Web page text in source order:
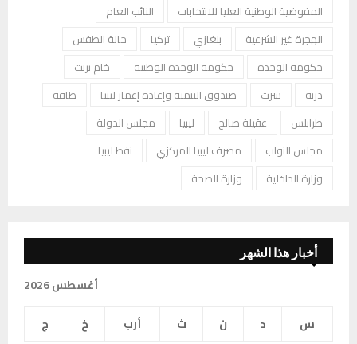
المفوضية الوطنية العليا للانتخابات
النائب العام
الهجرة غير الشرعية
بنغازي تركيا
حالة الطقس
حكومة الوحدة
حكومة الوحدة الوطنية
خام برنت
درنة
سرت صندوق التنمية وإعادة إعمار ليبيا
طاقة
طرابلس
عقيلة صالح ليبيا
مجلس الدولة
مجلس النواب
مصرف ليبيا المركزي
نفط ليبيا
وزارة الداخلية
وزارة الصحة
أخبار هذا الشهر
أغسطس 2026
س
د ن ث أرب خ
ج